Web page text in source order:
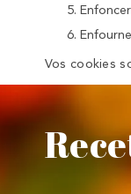
Vos cookies